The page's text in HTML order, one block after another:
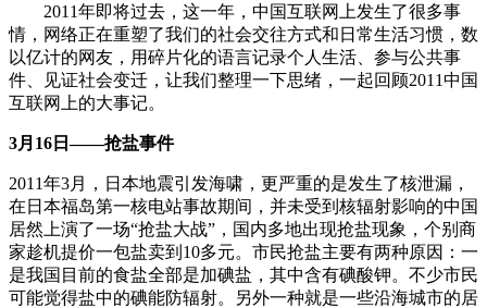
2011年即将过去，这一年，中国互联网上发生了很多事
情，网络正在重塑了我们的社会交往方式和日常生活习惯，数
以亿计的网友，用碎片化的语言记录个人生活、参与公共事
件、见证社会变迁，让我们整理一下思绪，一起回顾2011中国
互联网上的大事记。
3月16日——抢盐事件
2011年3月，日本地震引发海啸，更严重的是发生了核泄漏，
在日本福岛第一核电站事故期间，并未受到核辐射影响的中国
居然上演了一场“抢盐大战”，国内多地出现抢盐现象，个别商
家趁机提价一包盐卖到10多元。市民抢盐主要有两种原因：一
是我国目前的食盐全部是加碘盐，其中含有碘酸钾。不少市民
可能觉得盐中的碘能防辐射。另外一种就是一些沿海城市的居